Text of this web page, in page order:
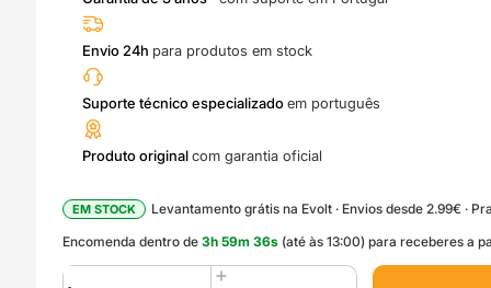
Envio 24h para produtos em stock
Suporte técnico especializadoem português
Produto originalcom garantia oficial
EM STOCK
Levantamento grátis na Evolt · Envios desde 2.99€ ·
Encomenda dentro de3h59m35s (até às 13:00) para receberes a
Quantidade